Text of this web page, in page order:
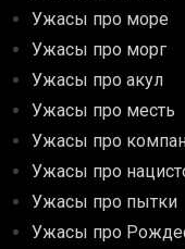
Ужасы про море
Ужасы про морг
Ужасы про акул
Ужасы про месть
Ужасы про
Ужасы про
Ужасы про пытки
Ужасы про